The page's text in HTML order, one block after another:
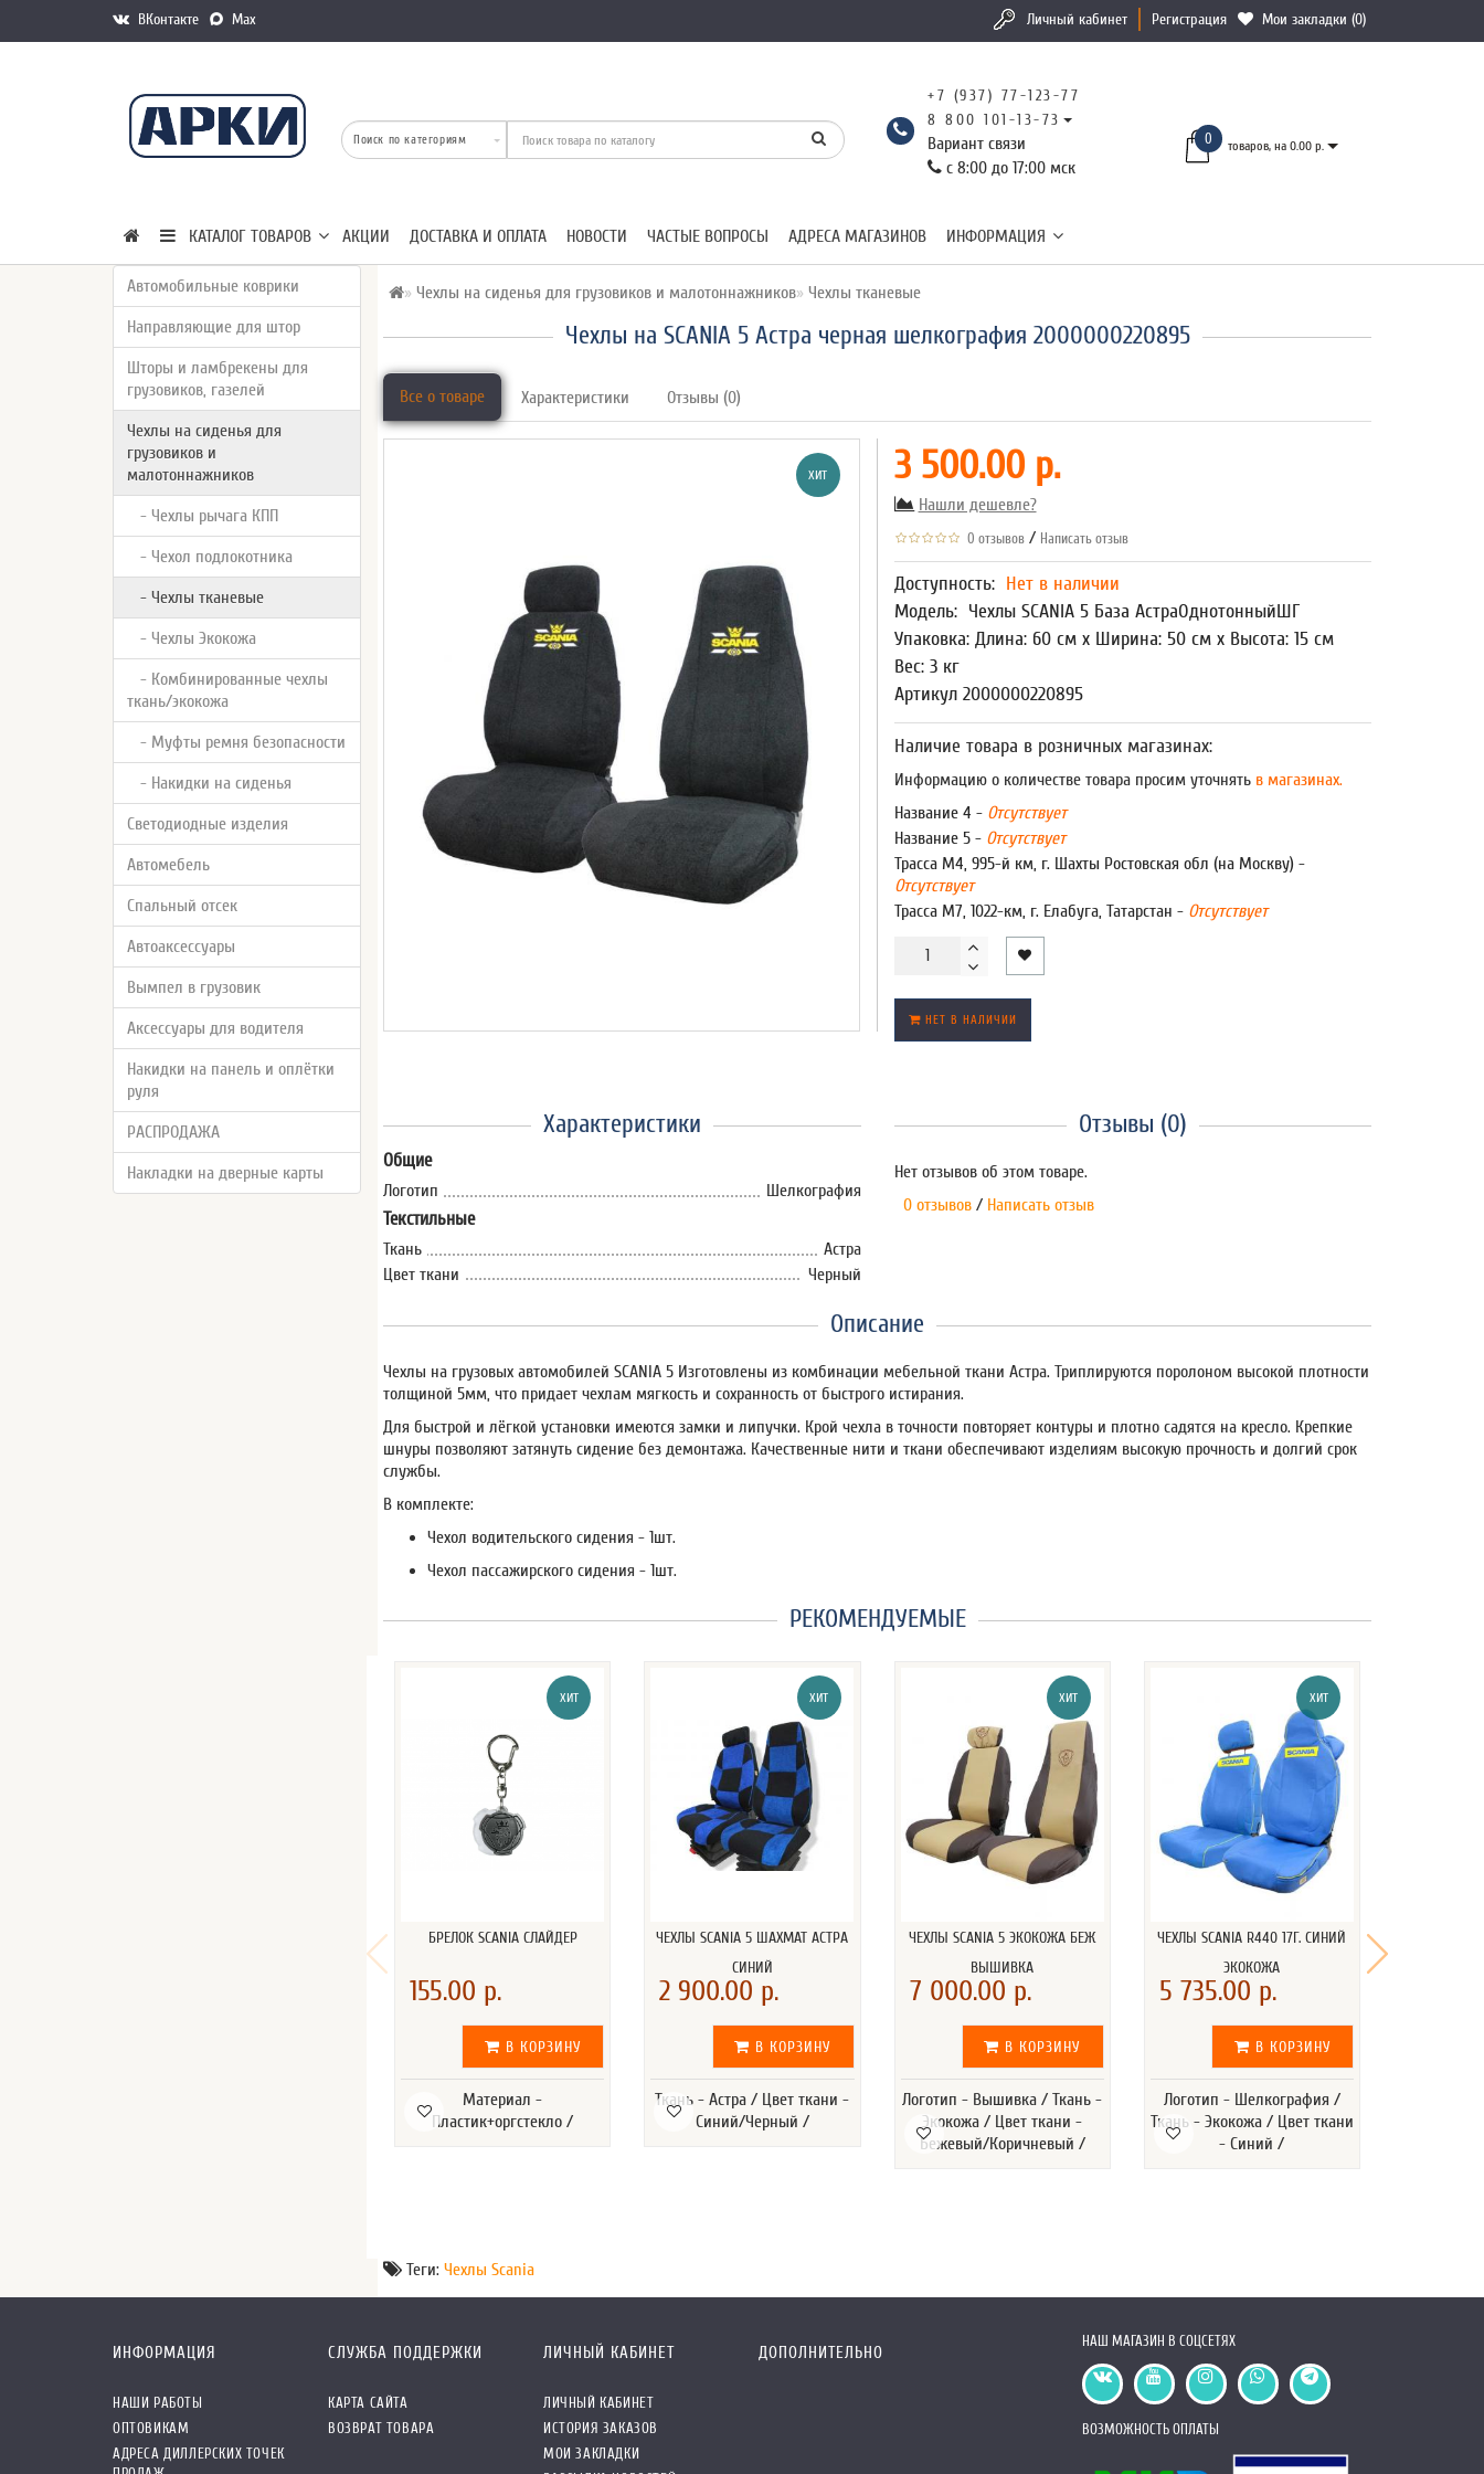
ВКонтакте Max Личный кабинет Регистрация Мои закладки (0)
+7 (937) 77-123-77
8 800 101-13-73
Вариант связи
с 8:00 до 17:00 мск
0 товаров, на 0.00 р.
КАТАЛОГ ТОВАРОВ АКЦИИ ДОСТАВКА И ОПЛАТА НОВОСТИ ЧАСТЫЕ ВОПРОСЫ АДРЕСА МАГАЗИНОВ ИНФОРМАЦИЯ
Автомобильные коврики
Направляющие для штор
Шторы и ламбрекены для
грузовиков, газелей
Чехлы на сиденья для
грузовиков и
малотоннажников
- Чехлы рычага КПП
- Чехол подлокотника
- Чехлы тканевые
- Чехлы Экокожа
- Комбинированные чехлы
ткань/экокожа
- Муфты ремня безопасности
- Накидки на сиденья
Светодиодные изделия
Автомебель
Спальный отсек
Автоаксессуары
Вымпел в грузовик
Аксессуары для водителя
Накидки на панель и оплётки
руля
РАСПРОДАЖА
Накладки на дверные карты
Чехлы на сиденья для грузовиков и малотоннажников Чехлы тканевые
Чехлы на SCANIA 5 Астра черная шелкография 2000000220895
Все о товаре Характеристики Отзывы (0)
ХИТ 3 500.00 р.
Нашли дешевле?
0 отзывов / Написать отзыв
Доступность: Нет в наличии
Модель: Чехлы SCANIA 5 База АстраОднотонныйШГ
Упаковка: Длина: 60 см x Ширина: 50 см x Высота: 15 см
Вес: 3 кг
Артикул 2000000220895
Наличие товара в розничных магазинах:
Информацию о количестве товара просим уточнятьв магазинах.
Название 4 - Отсутствует
Название 5 - Отсутствует
Трасса М4, 995-й км, г. Шахты Ростовская обл (на Москву) -
Отсутствует
Трасса М7, 1022-км, г. Елабуга, Татарстан - Отсутствует
НЕТ В НАЛИЧИИ
Характеристики
Общие
Логотип Шелкография
Текстильные
Ткань
Астра
Цвет ткани
Черный
Отзывы (0)
Нет отзывов об этом товаре.
0 отзывов / Написать отзыв
Описание
Чехлы на грузовых автомобилей SCANIA 5 Изготовлены из комбинации мебельной ткани Астра. Триплируются поролоном высокой плотности
толщиной 5мм, что придает чехлам мягкость и сохранность от быстрого истирания.
Для быстрой и лёгкой установки имеются замки и липучки. Крой чехла в точности повторяет контуры и плотно садятся на кресло. Крепкие
шнуры позволяют затянуть сидение без демонтажа. Качественные нити и ткани обеспечивают изделиям высокую прочность и долгий срок
службы.
В комплекте:
Чехол водительского сидения - 1шт.
Чехол пассажирского сидения - 1шт.
РЕКОМЕНДУЕМЫЕ
ХИТ
БРЕЛОК SCANIA СЛАЙДЕР
155.00 р.
В КОРЗИНУ
Материал -
Пластик+оргстекло /
ХИТ
ЧЕХЛЫ SCANIA 5 ШАХМАТ АСТРА
СИНИЙ
2 900.00 р.
В КОРЗИНУ
Ткань - Астра / Цвет ткани -
Синий/Черный /
ХИТ
ЧЕХЛЫ SCANIA 5 ЭКОКОЖА БЕЖ
ВЫШИВКА
7 000.00 р.
В КОРЗИНУ
Логотип - Вышивка / Ткань -
Экокожа / Цвет ткани -
Бежевый/Коричневый /
ХИТ
ЧЕХЛЫ SCANIA R440 17Г. СИНИЙ
ЭКОКОЖА
5 735.00 р.
В КОРЗИНУ
Логотип - Шелкография /
Ткань - Экокожа / Цвет ткани
- Синий /
Теги:Чехлы Scania
ИНФОРМАЦИЯ
НАШИ РАБОТЫ
ОПТОВИКАМ
АДРЕСА ДИЛЛЕРСКИХ ТОЧЕК
СЛУЖБА ПОДДЕРЖКИ
КАРТА САЙТА
ВОЗВРАТ ТОВАРА
ЛИЧНЫЙ КАБИНЕТ
ЛИЧНЫЙ КАБИНЕТ
ИСТОРИЯ ЗАКАЗОВ
МОИ ЗАКЛАДКИ
ДОПОЛНИТЕЛЬНО
НАШ МАГАЗИН В СОЦСЕТЯХ
ВОЗМОЖНОСТЬ ОПЛАТЫ